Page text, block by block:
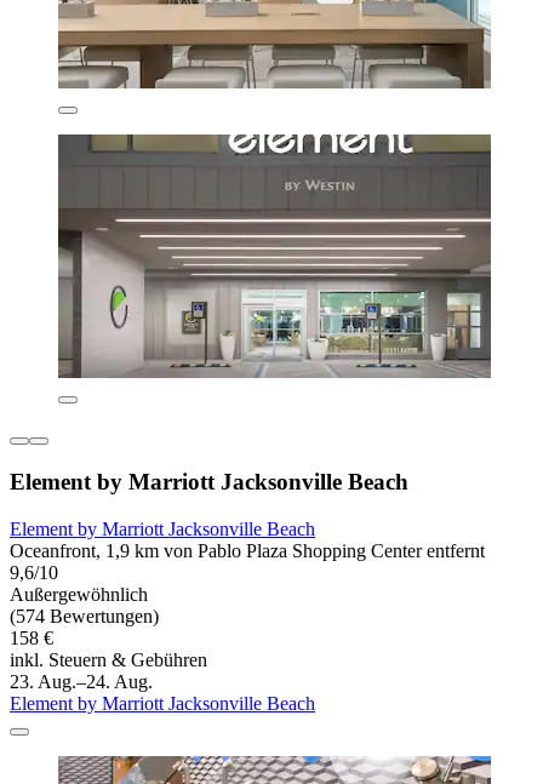
Element by Marriott Jacksonville Beach
Element by Marriott Jacksonville Beach
Oceanfront, 1,9 km von Pablo Plaza Shopping Center entfernt
9,6/10
Außergewöhnlich
(574 Bewertungen)
158 €
inkl. Steuern & Gebühren
23. Aug.–24. Aug.
Element by Marriott Jacksonville Beach